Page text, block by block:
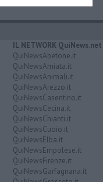
IL NETWORK QuiNews.net
QuiNewsAbetone.it
QuiNewsAmiata.it
QuiNewsAnimali.it
QuiNewsArezzo.it
QuiNewsCasentino.it
QuiNewsCecina.it
QuiNewsChianti.it
QuiNewsCuoio.it
QuiNewsElba.it
QuiNewsEmpolese.it
QuiNewsFirenze.it
QuiNewsGarfagnana.it